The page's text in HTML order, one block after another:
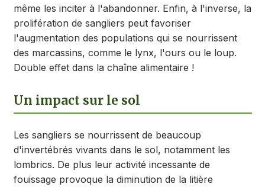
même les inciter à l'abandonner. Enfin, à l'inverse, la
prolifération de sangliers peut favoriser
l'augmentation des populations qui se nourrissent
des marcassins, comme le lynx, l'ours ou le loup.
Double effet dans la chaîne alimentaire !
Un impact sur le sol
Les sangliers se nourrissent de beaucoup
d'invertébrés vivants dans le sol, notamment les
lombrics. De plus leur activité incessante de
fouissage provoque la diminution de la litière